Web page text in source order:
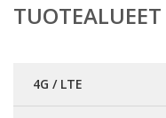
TUOTEALUEET
4G / LTE